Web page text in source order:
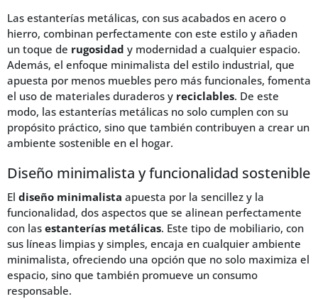
Las estanterías metálicas, con sus acabados en acero o
hierro, combinan perfectamente con este estilo y añaden
un toque de rugosidad y modernidad a cualquier espacio.
Además, el enfoque minimalista del estilo industrial, que
apuesta por menos muebles pero más funcionales, fomenta
el uso de materiales duraderos y reciclables. De este
modo, las estanterías metálicas no solo cumplen con su
propósito práctico, sino que también contribuyen a crear un
ambiente sostenible en el hogar.
Diseño minimalista y funcionalidad sostenible
El diseño minimalista apuesta por la sencillez y la
funcionalidad, dos aspectos que se alinean perfectamente
con las estanterías metálicas. Este tipo de mobiliario, con
sus líneas limpias y simples, encaja en cualquier ambiente
minimalista, ofreciendo una opción que no solo maximiza el
espacio, sino que también promueve un consumo
responsable.